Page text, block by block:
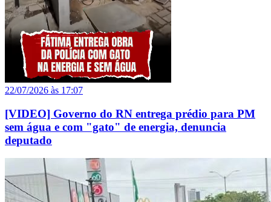
22/07/2026 às 17:07
[VIDEO] Governo do RN entrega prédio para PM
sem água e com "gato" de energia, denuncia
deputado